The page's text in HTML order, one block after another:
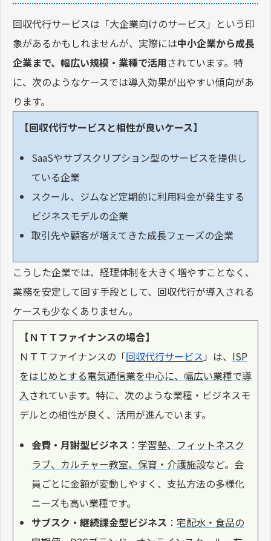
回収代行サービスは「大企業向けのサービス」という印
象があるかもしれませんが、実際には中小企業から成長
企業まで、幅広い規模・業種で活用されています。特
に、次のようなケースでは導入効果が出やすい傾向があ
ります。
【回収代行サービスと相性が良いケース】
SaaSやサブスクリプション型のサービスを提供し
ている企業
スクール、ジムなど定期的に利用料金が発生する
ビジネスモデルの企業
取引先や顧客が増えてきた成長フェーズの企業
こうした企業では、経理体制を大きく増やすことなく、
業務を安定して回す手段として、回収代行が導入される
ケースも少なくありません。
【ＮＴＴファイナンスの場合】
ＮＴＴファイナンスの「回収代行サービス 」は、 ISP
をはじめとする電気通信業を中心に、幅広い業種で導
入されています。特に、次のような業種・ビジネスモ
デルとの相性が良く、活用が進んでいます。
会費・月謝型ビジネス ： 学習塾、フィットネスク
ラブ、カルチャー教室、保育・介護施設など。会
員ごとに金額が変動しやすく、支払方法の多様化
ニーズも高い業種です。
サブスク・継続課金型ビジネス ： 宅配水・食品の